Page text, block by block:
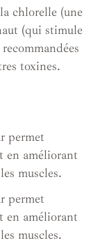
chlorelle (une
(qui stimule
toxines.
permet
en améliorant
muscles.
permet
en améliorant
muscles.